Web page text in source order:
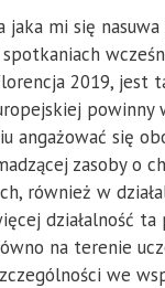
jaka mi się
2019, jest
powinny
angażować się
zasoby o
również w
działalność
na terenie
we